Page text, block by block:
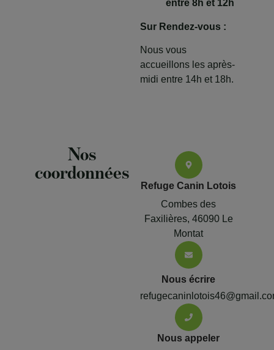
entre 8h et 12h
Sur Rendez-vous :
Nous vous
accueillons les après-
midi entre 14h et 18h.
Nos
coordonnées
Refuge Canin Lotois
Combes des
Faxilières, 46090 Le
Montat
Nous écrire
Nous appeler